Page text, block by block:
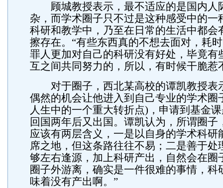
顾城教授表示，最不适应的是国内人
杂，而学术圈子只不过是这种感受中的一
科研和教学中，乃至在日常的生活中都会
擦存在。“有些东西真的不想去面对，耗
罪人更加对自己的科研没有好处，毕竟有
互之间共同努力的，所以，有时候干脆惹
对于圈子，西北某高校的谭凯教授表
偶然的机会让他进入到自己专业的学术圈
人生中的一个重大转折点)，申请到基金
回国两年后又出国。谭凯认为，所谓圈子
应该有两层含义，一是以自身的学术科研
席之地，但这条路往往不易；二是善于处
够左右逢源，加上科研产出，自然会在圈
圈子外游离，确实是一件很难的事情，科
味着没有产出啊。”